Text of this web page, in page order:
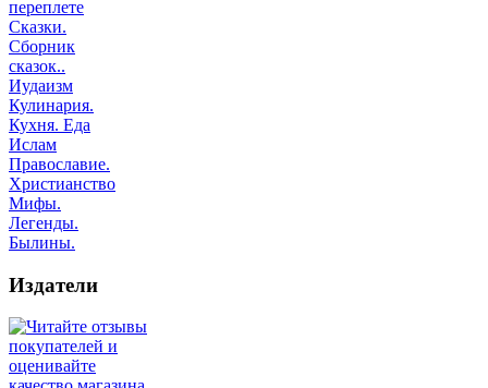
переплете
Сказки.
Сборник
сказок..
Иудаизм
Кулинария.
Кухня. Еда
Ислам
Православие.
Христианство
Мифы.
Легенды.
Былины.
Издатели